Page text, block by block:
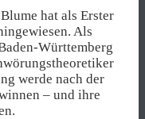
hat als Erster
Als
Württemberg
werde nach der
– und ihre